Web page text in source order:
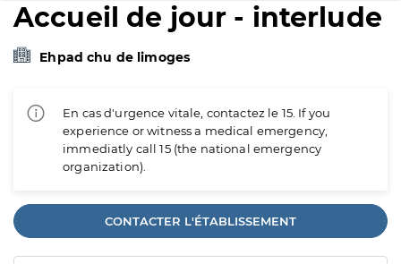
Accueil de jour - interlude
Ehpad chu de limoges
En cas d'urgence vitale, contactez le 15. If you
experience or witness a medical emergency,
immediatly call 15 (the national emergency
organization).
CONTACTER L'ÉTABLISSEMENT